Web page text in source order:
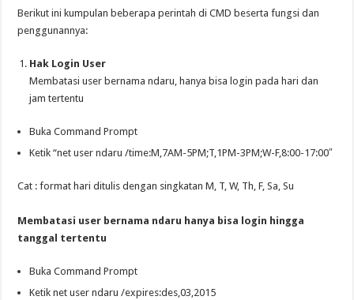
Berikut ini kumpulan beberapa perintah di CMD beserta fungsi dan
penggunannya:
Hak Login User
Membatasi user bernama ndaru, hanya bisa login pada hari dan
jam tertentu
Buka Command Prompt
Ketik “net user ndaru /time:M,7AM-5PM;T,1PM-3PM;W-F,8:00-17:00″
Cat : format hari ditulis dengan singkatan M, T, W, Th, F, Sa, Su
Membatasi user bernama ndaru hanya bisa login hingga
tanggal tertentu
Buka Command Prompt
Ketik net user ndaru /expires:des,03,2015